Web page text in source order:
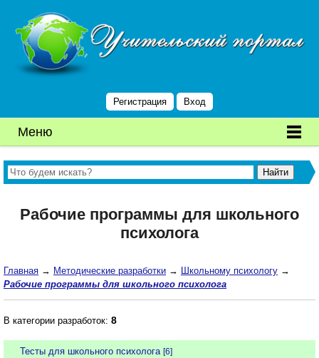
Регистрация Вход
Меню
Рабочие программы для школьного
психолога
Главная → Методические разработки → Школьному психологу →
Рабочие программы для школьного психолога
В категории разработок: 8
Тесты для школьного психолога [6]